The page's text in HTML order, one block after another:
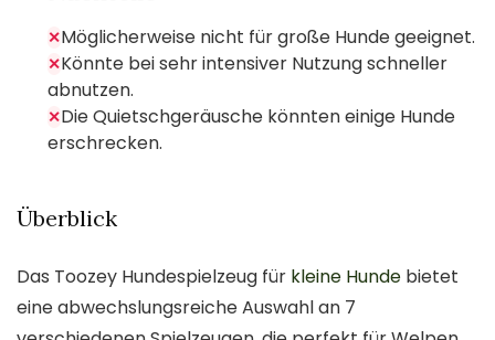
✕Möglicherweise nicht für große Hunde geeignet.
✕Könnte bei sehr intensiver Nutzung schneller
abnutzen.
✕Die Quietschgeräusche könnten einige Hunde
erschrecken.
Überblick
Das Toozey Hundespielzeug für kleine Hunde bietet
eine abwechslungsreiche Auswahl an 7